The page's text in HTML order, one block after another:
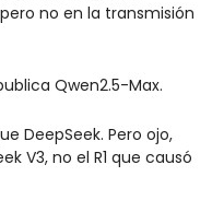
no en la transmisión
Qwen2.5-Max.
DeepSeek. Pero ojo,
V3, no el R1 que causó